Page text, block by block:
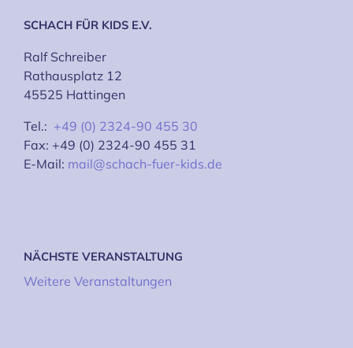
SCHACH FÜR KIDS E.V.
Ralf Schreiber
Rathausplatz 12
45525 Hattingen
Tel.: +49 (0) 2324-90 455 30
Fax: +49 (0) 2324-90 455 31
E-Mail: mail@schach-fuer-kids.de
NÄCHSTE VERANSTALTUNG
Weitere Veranstaltungen